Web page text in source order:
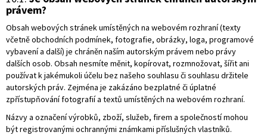
právem?
Obsah webových stránek umístěných na webovém rozhraní (texty
včetně obchodních podmínek, fotografie, obrázky, loga, programové
vybavení a další) je chráněn naším autorským právem nebo právy
dalších osob. Obsah nesmíte měnit, kopírovat, rozmnožovat, šířit ani
používat k jakémukoli účelu bez našeho souhlasu či souhlasu držitele
autorských práv. Zejména je zakázáno bezplatné či úplatné
zpřístupňování fotografií a textů umístěných na webovém rozhraní.
Názvy a označení výrobků, zboží, služeb, firem a společností mohou
být registrovanými ochrannými známkami příslušných vlastníků.